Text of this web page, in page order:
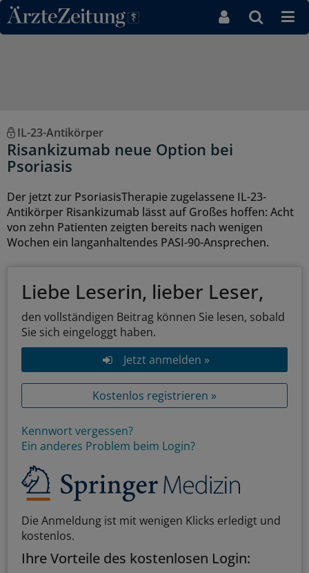
Direkt zum Inhaltsbereich
IL-23-Antikörper
Risankizumab neue Option bei
Psoriasis
Der jetzt zur PsoriasisTherapie zugelassene IL-23-
Antikörper Risankizumab lässt auf Großes hoffen: Acht
von zehn Patienten zeigten bereits nach wenigen
Wochen ein langanhaltendes PASI-90-Ansprechen.
Liebe Leserin, lieber Leser,
den vollständigen Beitrag können Sie lesen, sobald
Sie sich eingeloggt haben.
Jetzt anmelden »
Kostenlos registrieren »
Kennwort vergessen?
Ein anderes Problem beim Login?
Die Anmeldung ist mit wenigen Klicks erledigt und
kostenlos.
Ihre Vorteile des kostenlosen Login: